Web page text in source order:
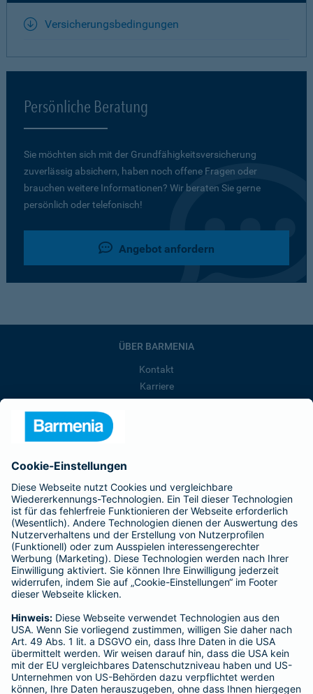
Versicherungsbedingungen
Persönliche Beratung
Sie möchten sich mit der Grundfähigkeits­versicherung
zuverlässig absichern, haben noch offene Fragen oder
brauchen weitere Informationen? Wir beraten Sie gerne
persönlich oder telefonisch!
Angebot anfordern
ÜBER BARMENIA
Kontakt
Karriere
Barmenia ist Teil der BarmeniaGothaer
BELIEBTE SEITEN
Kranken-Zusatzversicherung
Tierversicherungen
Haftpflichtversicherung
Hausratversicherung
Adresse ändern
Schaden melden
Kilometerstandsmeldung
Serviceübersicht